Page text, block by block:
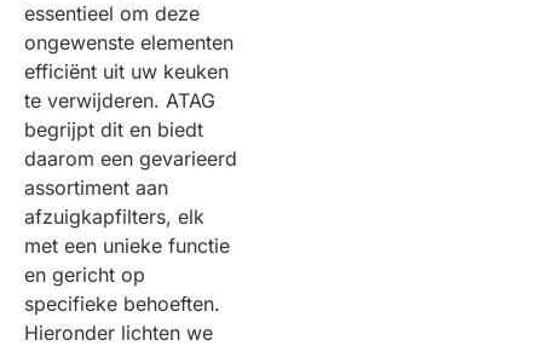
essentieel om deze
ongewenste elementen
efficiënt uit uw keuken
te verwijderen. ATAG
begrijpt dit en biedt
daarom een gevarieerd
assortiment aan
afzuigkapfilters, elk
met een unieke functie
en gericht op
specifieke behoeften.
Hieronder lichten we